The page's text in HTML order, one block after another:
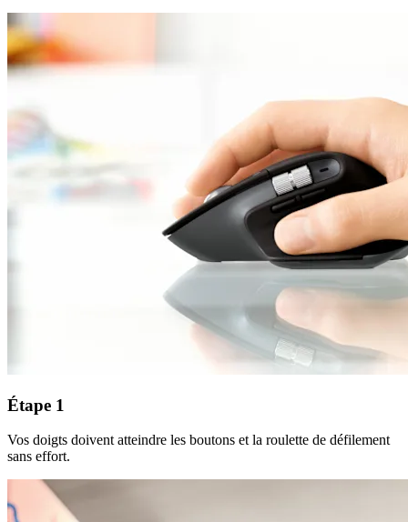
Étape 1
Vos doigts doivent atteindre les boutons et la roulette de défilement
sans effort.